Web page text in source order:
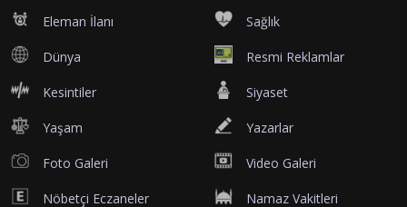
Eleman İlanı Sağlık
Dünya Resmi Reklamlar
Kesintiler Siyaset
Yaşam Yazarlar
Foto Galeri Video Galeri
Nöbetçi Eczaneler Namaz Vakitleri